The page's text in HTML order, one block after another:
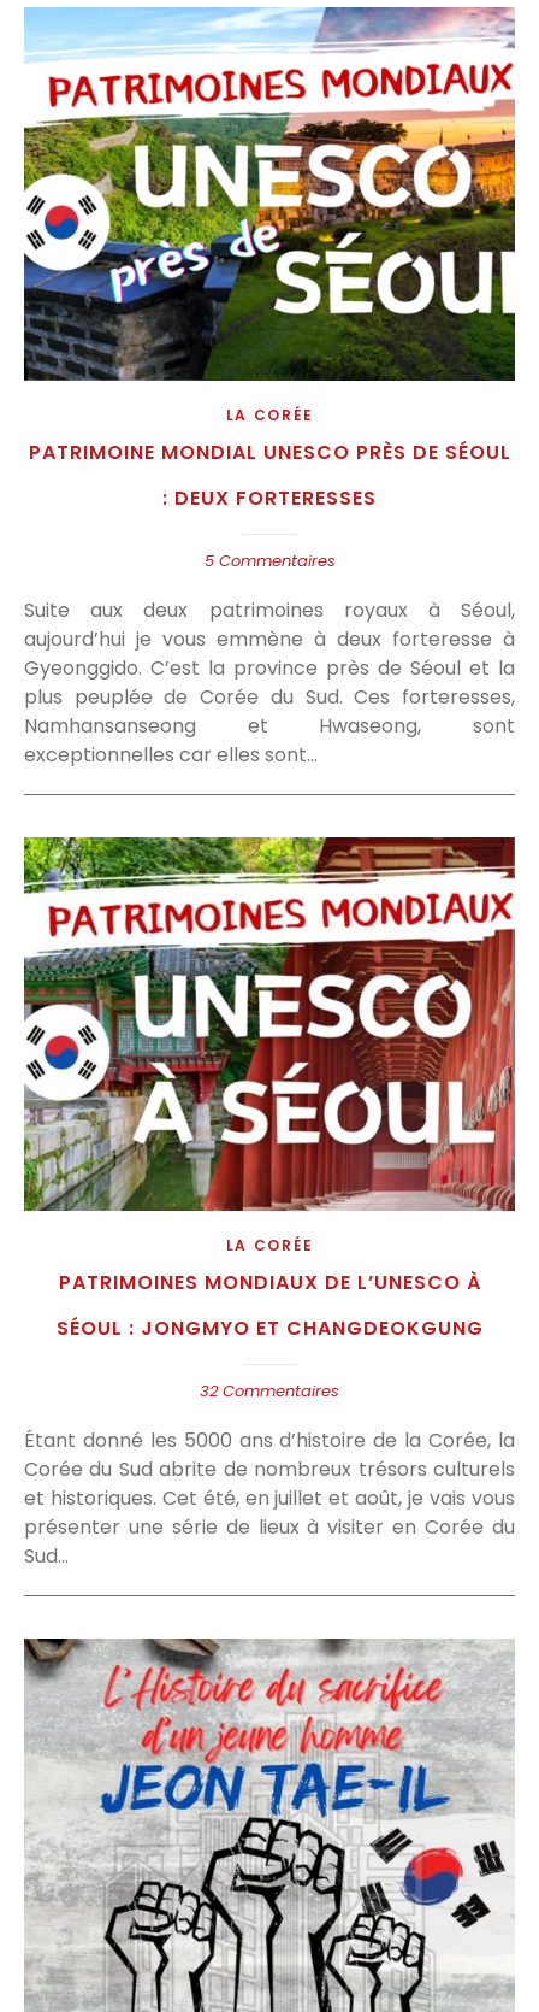
LA CORÉE
PATRIMOINE MONDIAL UNESCO PRÈS DE SÉOUL
: DEUX FORTERESSES
5 Commentaires
Suite aux deux patrimoines royaux à Séoul,
aujourd’hui je vous emmène à deux forteresse à
Gyeonggido. C’est la province près de Séoul et la
plus peuplée de Corée du Sud. Ces forteresses,
Namhansanseong et Hwaseong, sont
exceptionnelles car elles sont…
LA CORÉE
PATRIMOINES MONDIAUX DE L’UNESCO À
SÉOUL : JONGMYO ET CHANGDEOKGUNG
32 Commentaires
Étant donné les 5000 ans d’histoire de la Corée, la
Corée du Sud abrite de nombreux trésors culturels
et historiques. Cet été, en juillet et août, je vais vous
présenter une série de lieux à visiter en Corée du
Sud…